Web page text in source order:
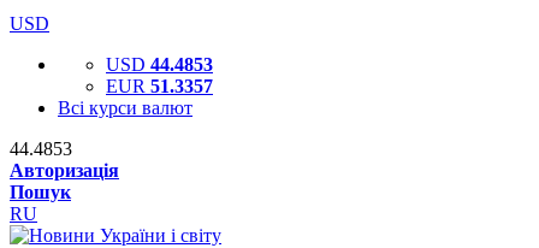
USD
USD 44.4853
EUR 51.3357
Всі курси валют
44.4853
Авторизація
Пошук
RU